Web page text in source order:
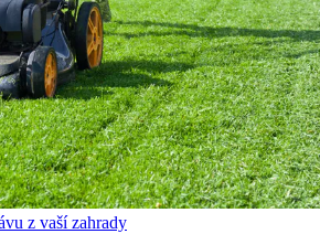
z vaší zahrady